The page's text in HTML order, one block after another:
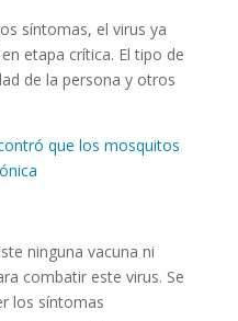
síntomas, el virus ya
etapa crítica. El tipo de
de la persona y otros
que los mosquitos
ninguna vacuna ni
combatir este virus. Se
los síntomas